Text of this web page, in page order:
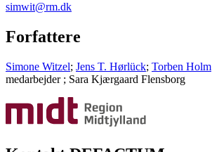
simwit@rm.dk
Forfattere
Simone Witzel; Jens T. Hørlück; Torben Holm
medarbejder ; Sara Kjærgaard Flensborg